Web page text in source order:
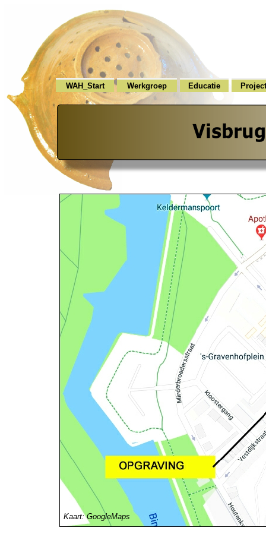
WAH_Start Werkgroep Educatie
Kaart: GoogleMaps